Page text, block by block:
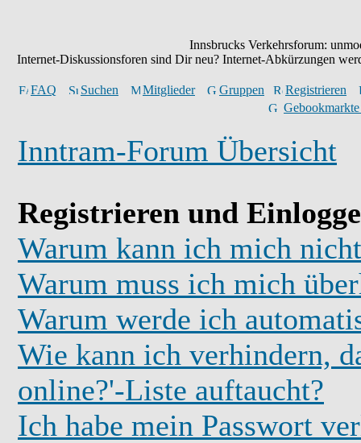
Innsbrucks Verkehrsforum:
Internet-Diskussionsforen sind Dir neu? Internet-Abkürzungen
FAQ Suchen Mitglieder Gruppen
Registrieren
Inntram-Forum Übersicht
Registrieren und
Warum kann ich mich
Warum muss ich mich
Warum werde ich
Wie kann ich verhindern,
online?'-Liste auftaucht?
Ich habe mein Passwort